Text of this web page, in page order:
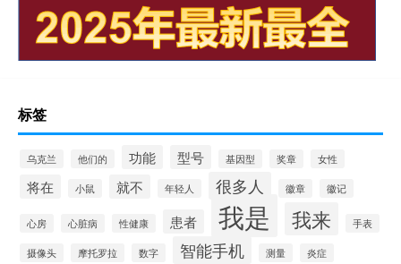
标签
乌克兰 他们的 功能 型号 基因型 奖章 女性
将在 小鼠 就不 年轻人 很多人 徽章 徽记
心房 心脏病 性健康 患者 我是 我来 手表
摄像头 摩托罗拉 数字 智能手机 测量 炎症